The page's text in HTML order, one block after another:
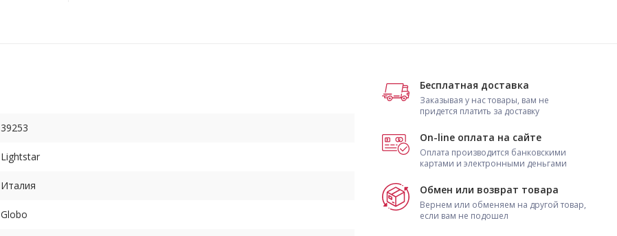
Бесплатная доставка
Заказывая у нас товары, вам не
придется платить за доставку
On-line оплата на сайте
Оплата производится банковскими
картами и электронными деньгами
Обмен или возврат товара
Вернем или обменяем на другой товар,
если вам не подошел
39253
Lightstar
Италия
Globo